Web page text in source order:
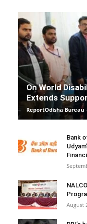
On World
Extends
ReportOdisha Bureau
Bank
August